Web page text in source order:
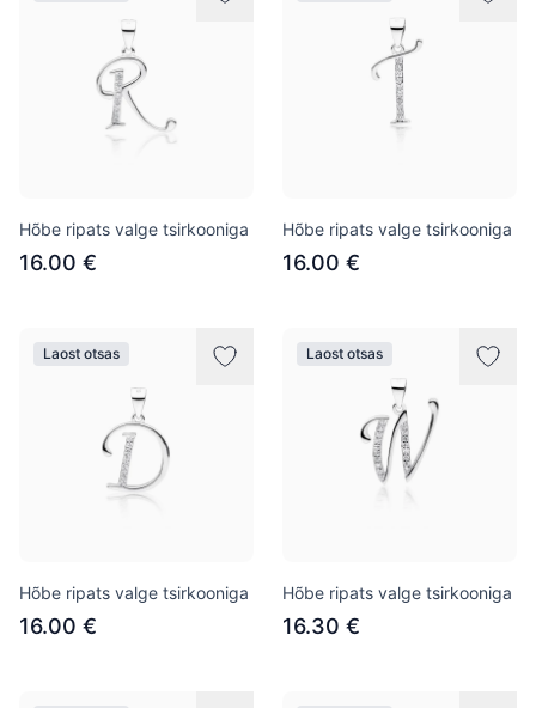
Hõbe ripats valge tsirkooniga
16.00 €
Hõbe ripats valge tsirkooniga
16.00 €
Laost otsas
Hõbe ripats valge tsirkooniga
16.00 €
Laost otsas
Hõbe ripats valge tsirkooniga
16.30 €